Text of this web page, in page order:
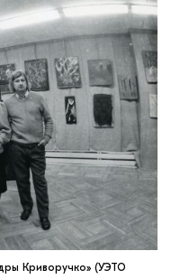
Криворучко» (УЭТО